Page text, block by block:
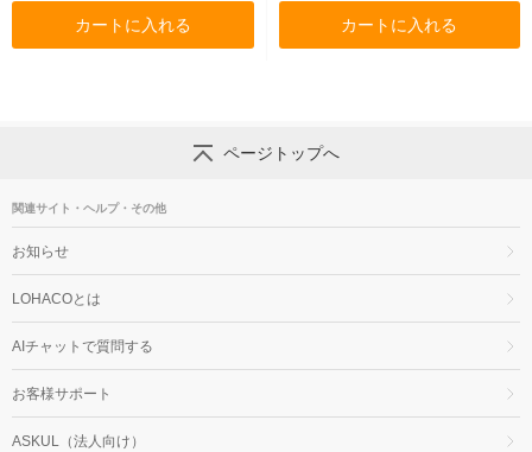
カートに入れる カートに入れる
ページトップへ
関連サイト・ヘルプ・その他
お知らせ
LOHACOとは
AIチャットで質問する
お客様サポート
ASKUL（法人向け）